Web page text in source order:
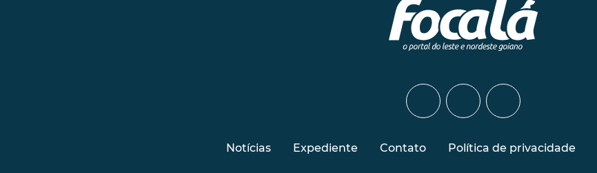
Notícias Expediente Contato Política de privacidade